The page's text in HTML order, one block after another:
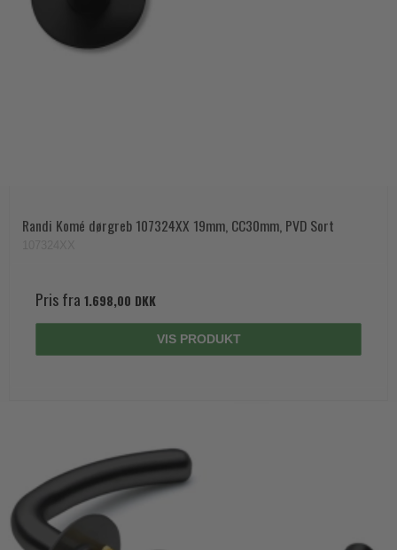
Randi Komé dørgreb 107324XX 19mm, CC30mm, PVD Sort
Pris fra 1.698,00 DKK
VIS PRODUKT